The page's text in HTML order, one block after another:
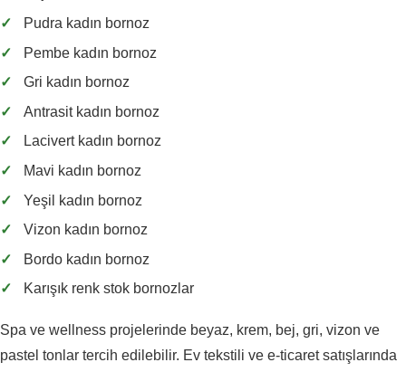
✓
Pudra kadın bornoz
✓
Pembe kadın bornoz
✓
Gri kadın bornoz
✓
Antrasit kadın bornoz
✓
Lacivert kadın bornoz
✓
Mavi kadın bornoz
✓
Yeşil kadın bornoz
✓
Vizon kadın bornoz
✓
Bordo kadın bornoz
✓
Karışık renk stok bornozlar
Spa ve wellness projelerinde beyaz, krem, bej, gri, vizon ve
pastel tonlar tercih edilebilir. Ev tekstili ve e-ticaret satışlarında